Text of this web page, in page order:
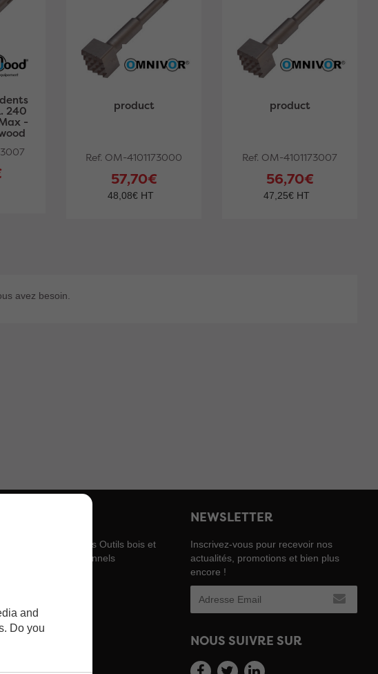
240
-
product
Ref. OM-4101173000
57,70€
48,08€ HT
product
Ref. OM-4101173007
56,70€
47,25€ HT
avez besoin.
Outillage et Machines Outils bois et
métal pour professionnels
France
NEWSLETTER
Inscrivez-vous pour recevoir nos
actualités, promotions et bien plus
encore !
NOUS SUIVRE SUR
and
Do you